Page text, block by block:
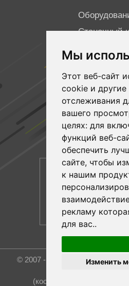
Мы
Этот веб-сайт
cookie и другие
отслеживания
вашего
целях: для
функций веб-
обеспечить
сайте, чтобы
к нашим
рекламу
для вас..
Изменить
Станочный
Facebook
YouTube
Linkedin
© 2007 - 2026 Rost Group &
(координатор и